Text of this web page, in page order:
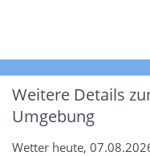
Weitere Details
Umgebung
Wetter heute,